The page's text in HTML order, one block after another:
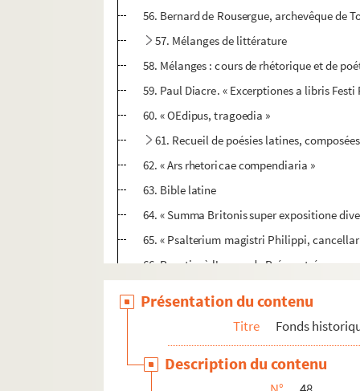
56. Bernard de Rousergue, archevêque de
57. Mélanges de littérature
58. Mélanges : cours de rhétorique et de
59. Paul Diacre. « Excerptiones a libris
60. « OEdipus, tragoedia »
61. Recueil de poésies latines,
62. « Ars rhetoricae compendiaria »
63. Bible latine
64. « Summa Britonis super expositione
65. « Psalterium magistri Philippi,
66. Psautier à l'usage de Prémontré
70. Texte hébreu du Deutéronome ;
Présentation du contenu
Titre Fonds
Description du contenu